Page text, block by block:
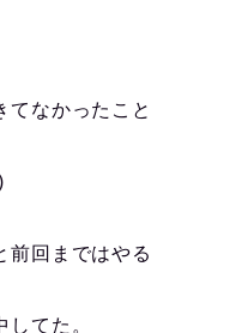
てなかったこと
前回まではやる
てた。